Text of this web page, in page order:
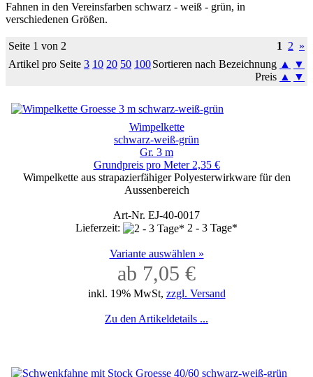
Fahnen in den Vereinsfarben schwarz - weiß - grün, in
verschiedenen Größen.
Seite 1 von 2 1 2 »
Artikel pro Seite 3 10 20 50 100Sortieren nach Bezeichnung ▲
▼
Preis ▲ ▼
Wimpelkette
schwarz-weiß-grün
Gr. 3 m
Grundpreis pro Meter 2,35 €
Wimpelkette aus strapazierfähiger Polyesterwirkware für den
Aussenbereich
Art-Nr. EJ-40-0017
Lieferzeit:
2 - 3 Tage*
Variante auswählen »
ab 7,05 €
inkl. 19% MwSt, zzgl. Versand
Zu den Artikeldetails ...